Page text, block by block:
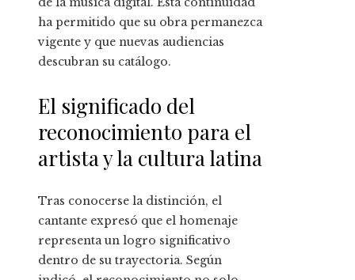
ha permitido que su obra permanezca
vigente y que nuevas audiencias
descubran su catálogo.
El significado del
reconocimiento para el
artista y la cultura latina
Tras conocerse la distinción, el
cantante expresó que el homenaje
representa un logro significativo
dentro de su trayectoria. Según